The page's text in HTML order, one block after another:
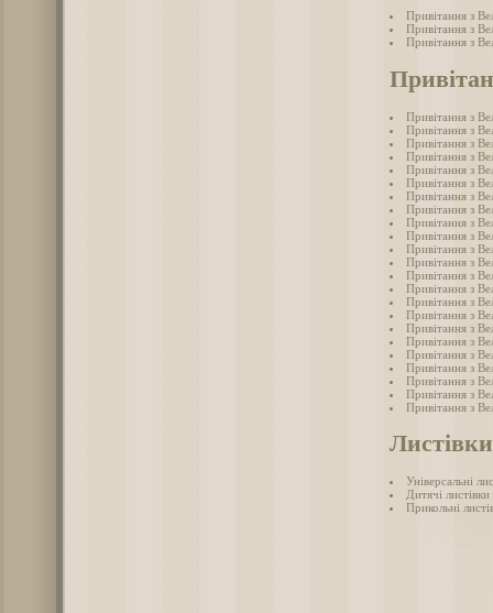
Привітання з
Привітання з
Привітання з
Привітання з
Привітання з
Привітання з
Привітання з
Привітання з
Привітання з
Привітання з
Привітання з
Привітання з
Привітання з
Привітання з
Привітання з
Привітання з
Привітання з
Привітання з
Привітання з
Привітання з
Привітання з
Привітання з
Привітання з
Привітання з
Привітання з
Привітання з
Універсальні
Дитячі
Прикольні